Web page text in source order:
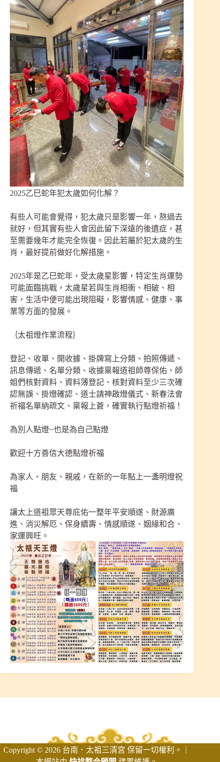
2025乙巳蛇年犯太歲如何化解？
有些人可能會覺得，犯太歲只是影響一年，熬過去
就好，但其實有些人會因此留下深遠的後遺症，甚
至需要幾年才能完全恢復。因此若屬於犯太歲的生
肖，最好提前做好化解措施。
2025年是乙巳蛇年，受太歲星影響，特定生肖運勢
可能面臨挑戰，太歲星若與生肖相衝、相破、相
害，生活中便可能出現阻礙，影響情感、健康、事
業等方面的發展。
｛太祖燈作業流程｝
登記、收單、開收據、掛牌寫上分類、拍照傳遞、
訊息傳遞、名單分類、收據稟報道祖師尊保佑、師
姐們核對資料、資料簿登記、核對資料至少三次確
認無誤、掛燈確認、道士請神啟燈儀式、新春法會
祈福名單納疏文、稟報上蒼，確實執行點燈祈福！
為別人點燈~也是為自己點燈
歡迎十方善信大德點燈祈福
為家人、朋友、親戚，在新的一年點上一盞明燈祝
福
讓太上道祖眾天尊庇佑一整年平安順遂、財源廣
進、消災解厄、保身續壽、情感順遂、姻緣和合、
家運興旺。
Copyright © 2026 台南．太袓三清宮 保留一切權利。｜